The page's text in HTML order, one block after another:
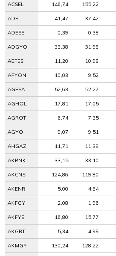
ACSEL 146,74 155,22
ADEL 41,47 37,42
ADESE 0,39 0,38
ADGYO 33,38 31,98
AEFES 11,20 10,98
AFYON 10,03 9,52
AGESA 52,63 52,27
AGHOL 17,81 17,05
AGROT 6,74 7,35
AGYO 9,07 9,51
AHGAZ 11,71 11,39
AKBNK 33,15 33,10
AKCNS 124,86 119,80
AKENR 5,00 4,84
AKFGY 2,08 1,96
AKFYE 16,80 15,77
AKGRT 5,34 4,99
AKMGY 130,24 128,22